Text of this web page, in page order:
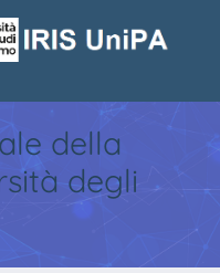
della
degli